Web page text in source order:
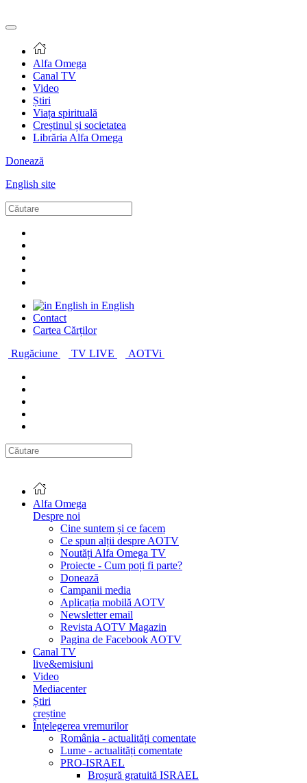
Alfa Omega
Canal TV
Video
Știri
Viața spirituală
Creștinul și societatea
Librăria Alfa Omega
Donează
English site
in English
Contact
Cartea Cărților
Rugăciune
TV LIVE AOTVi
Alfa Omega
Despre noi
Cine suntem și ce facem
Ce spun alții despre AOTV
Noutăți Alfa Omega TV
Proiecte - Cum poți fi parte?
Donează
Campanii media
Aplicația mobilă AOTV
Newsletter email
Revista AOTV Magazin
Pagina de Facebook AOTV
Canal TV
live&emisiuni
Video
Mediacenter
Știri
creștine
Înțelegerea vremurilor
România - actualități comentate
Lume - actualități comentate
PRO-ISRAEL
Broșură gratuită ISRAEL